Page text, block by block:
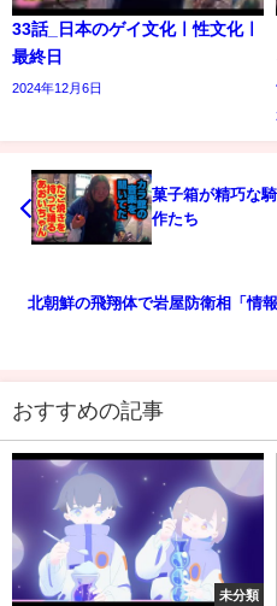
33話_日本のゲイ文化ㅣ性文化ㅣ
最終日
2024年12月6日
菓子箱が精巧な
作たち
北朝鮮の飛翔体で岩屋防衛相「情
おすすめの記事
未分類